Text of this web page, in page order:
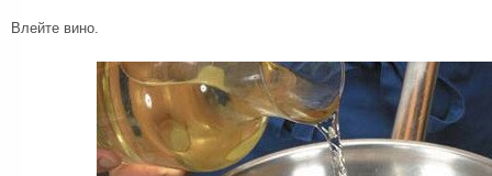
Влейте вино.